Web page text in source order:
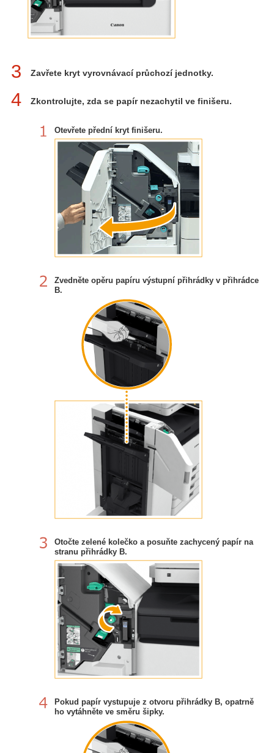
3 Zavřete kryt vyrovnávací průchozí jednotky.
4 Zkontrolujte, zda se papír nezachytil ve finišeru.
Otevřete přední kryt finišeru.
Zvedněte opěru papíru výstupní přihrádky v přihrádce
B.
Otočte zelené kolečko a posuňte zachycený papír na
stranu přihrádky B.
Pokud papír vystupuje z otvoru přihrádky B, opatrně
ho vytáhněte ve směru šipky.